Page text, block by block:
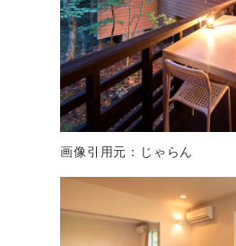
画像引用元：じゃらん